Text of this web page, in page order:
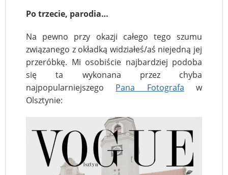
Po trzecie, parodia…
Na pewno przy okazji całego tego szumu
związanego z okładką widziałeś/aś niejedną jej
przeróbkę. Mi osobiście najbardziej podoba
się ta wykonana przez chyba
najpopularniejszego Pana Fotografa w
Olsztynie: